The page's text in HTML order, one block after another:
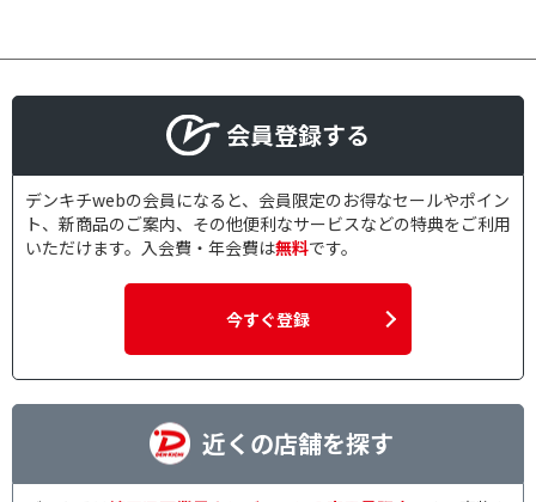
会員登録する
デンキチwebの会員になると、会員限定のお得なセールやポイン
ト、新商品のご案内、その他便利なサービスなどの特典をご利用
いただけます。入会費・年会費は無料です。
今すぐ登録
近くの店舗を探す